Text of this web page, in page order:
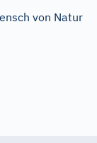
von Natur